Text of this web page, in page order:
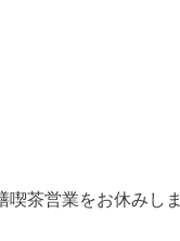
喫茶営業をお休みしま